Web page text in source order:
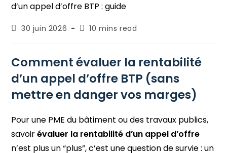
30 juin 2026 10 mins read
Comment évaluer la rentabilité
d’un appel d’offre BTP (sans
mettre en danger vos marges)
Pour une PME du bâtiment ou des travaux publics,
savoirévaluer la rentabilité d’un appel d’offre
n’est plus un “plus”, c’est une question de survie : un